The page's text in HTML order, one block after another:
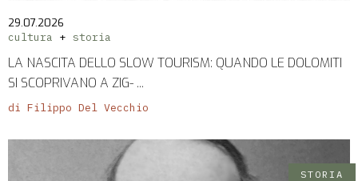
29.07.2026
cultura
storia
LA NASCITA DELLO SLOW TOURISM: QUANDO LE DOLOMITI
SI SCOPRIVANO A ZIG- ...
di Filippo Del Vecchio
STORIA